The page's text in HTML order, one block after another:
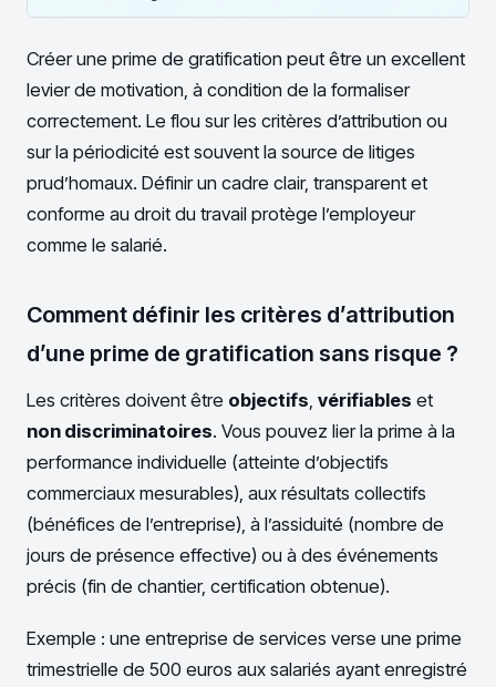
Créer une prime de gratification peut être un excellent
levier de motivation, à condition de la formaliser
correctement. Le flou sur les critères d’attribution ou
sur la périodicité est souvent la source de litiges
prud’homaux. Définir un cadre clair, transparent et
conforme au droit du travail protège l’employeur
comme le salarié.
Comment définir les critères d’attribution
d’une prime de gratification sans risque ?
Les critères doivent être objectifs, vérifiables et
non discriminatoires. Vous pouvez lier la prime à la
performance individuelle (atteinte d’objectifs
commerciaux mesurables), aux résultats collectifs
(bénéfices de l’entreprise), à l’assiduité (nombre de
jours de présence effective) ou à des événements
précis (fin de chantier, certification obtenue).
Exemple : une entreprise de services verse une prime
trimestrielle de 500 euros aux salariés ayant enregistré